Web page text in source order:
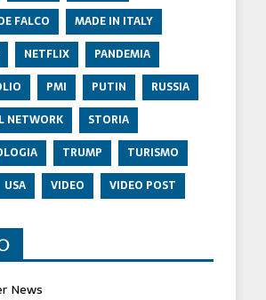
FALCO
MADE IN ITALY
NETFLIX
PANDEMIA
PMI PUTIN
RUSSIA
NETWORK
STORIA
TRUMP
TURISMO
USA VIDEO VIDEO POST
News